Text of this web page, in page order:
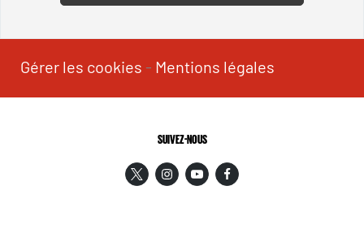
Gérer les cookies - Mentions légales
SUIVEZ-NOUS